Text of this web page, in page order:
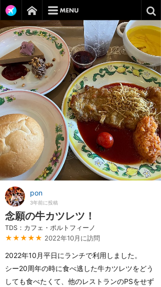
pon
3年前に投稿
念願の牛カツレツ！
TDS：カフェ・ポルトフィーノ
★★★★★ 2022年10月に訪問
2022年10月平日にランチで利用しました。
シー20周年の時に食べ逃した牛カツレツをどう
しても食べたくて、他のレストランのPSをせず